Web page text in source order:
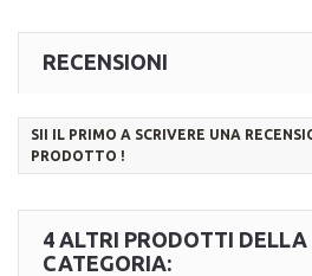
RECENSIONI
SII IL PRIMO A SCRIVERE UNA
PRODOTTO !
4 ALTRI PRODOTTI DELLA
CATEGORIA: